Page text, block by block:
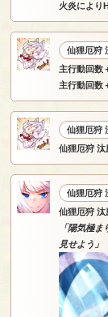
火炎により
仙狸厄狩
主行動回数
主行動回数
仙狸厄狩
仙狸厄狩 汰
仙狸厄狩
仙狸厄狩 汰
「陽気極
見せよう」